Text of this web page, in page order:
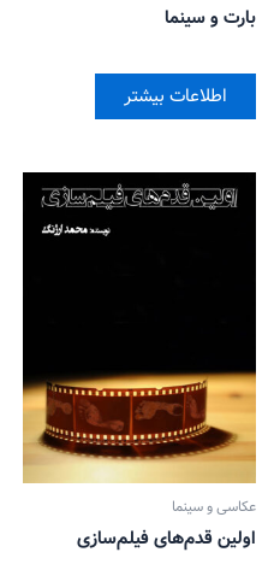
بارت و سینما
اطلاعات بیشتر
عکاسی و سینما
اولین قدم‌های فیلم‌سازی